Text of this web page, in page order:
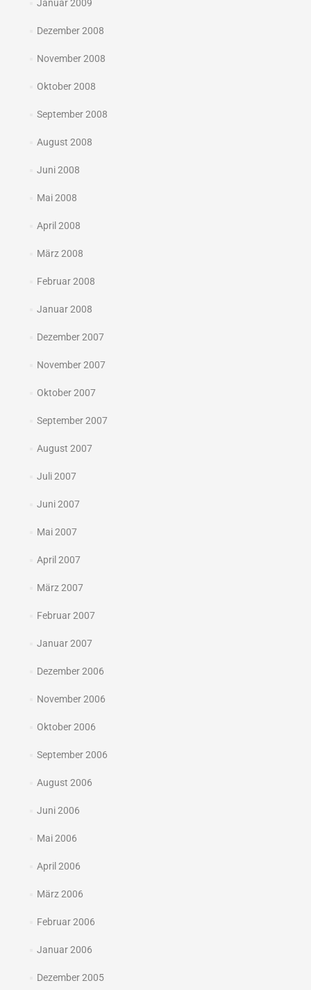
Januar 2009
Dezember 2008
November 2008
Oktober 2008
September 2008
August 2008
Juni 2008
Mai 2008
April 2008
März 2008
Februar 2008
Januar 2008
Dezember 2007
November 2007
Oktober 2007
September 2007
August 2007
Juli 2007
Juni 2007
Mai 2007
April 2007
März 2007
Februar 2007
Januar 2007
Dezember 2006
November 2006
Oktober 2006
September 2006
August 2006
Juni 2006
Mai 2006
April 2006
März 2006
Februar 2006
Januar 2006
Dezember 2005